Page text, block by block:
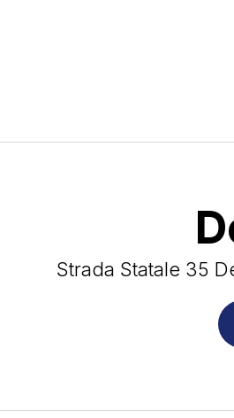
Strada Statale 35